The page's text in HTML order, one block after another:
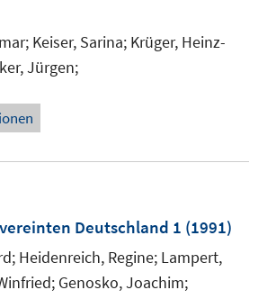
Keiser, Sarina; Krüger, Heinz-
Jürgen;
Deutschland 1 (1991)
Heidenreich, Regine; Lampert,
Genosko, Joachim;